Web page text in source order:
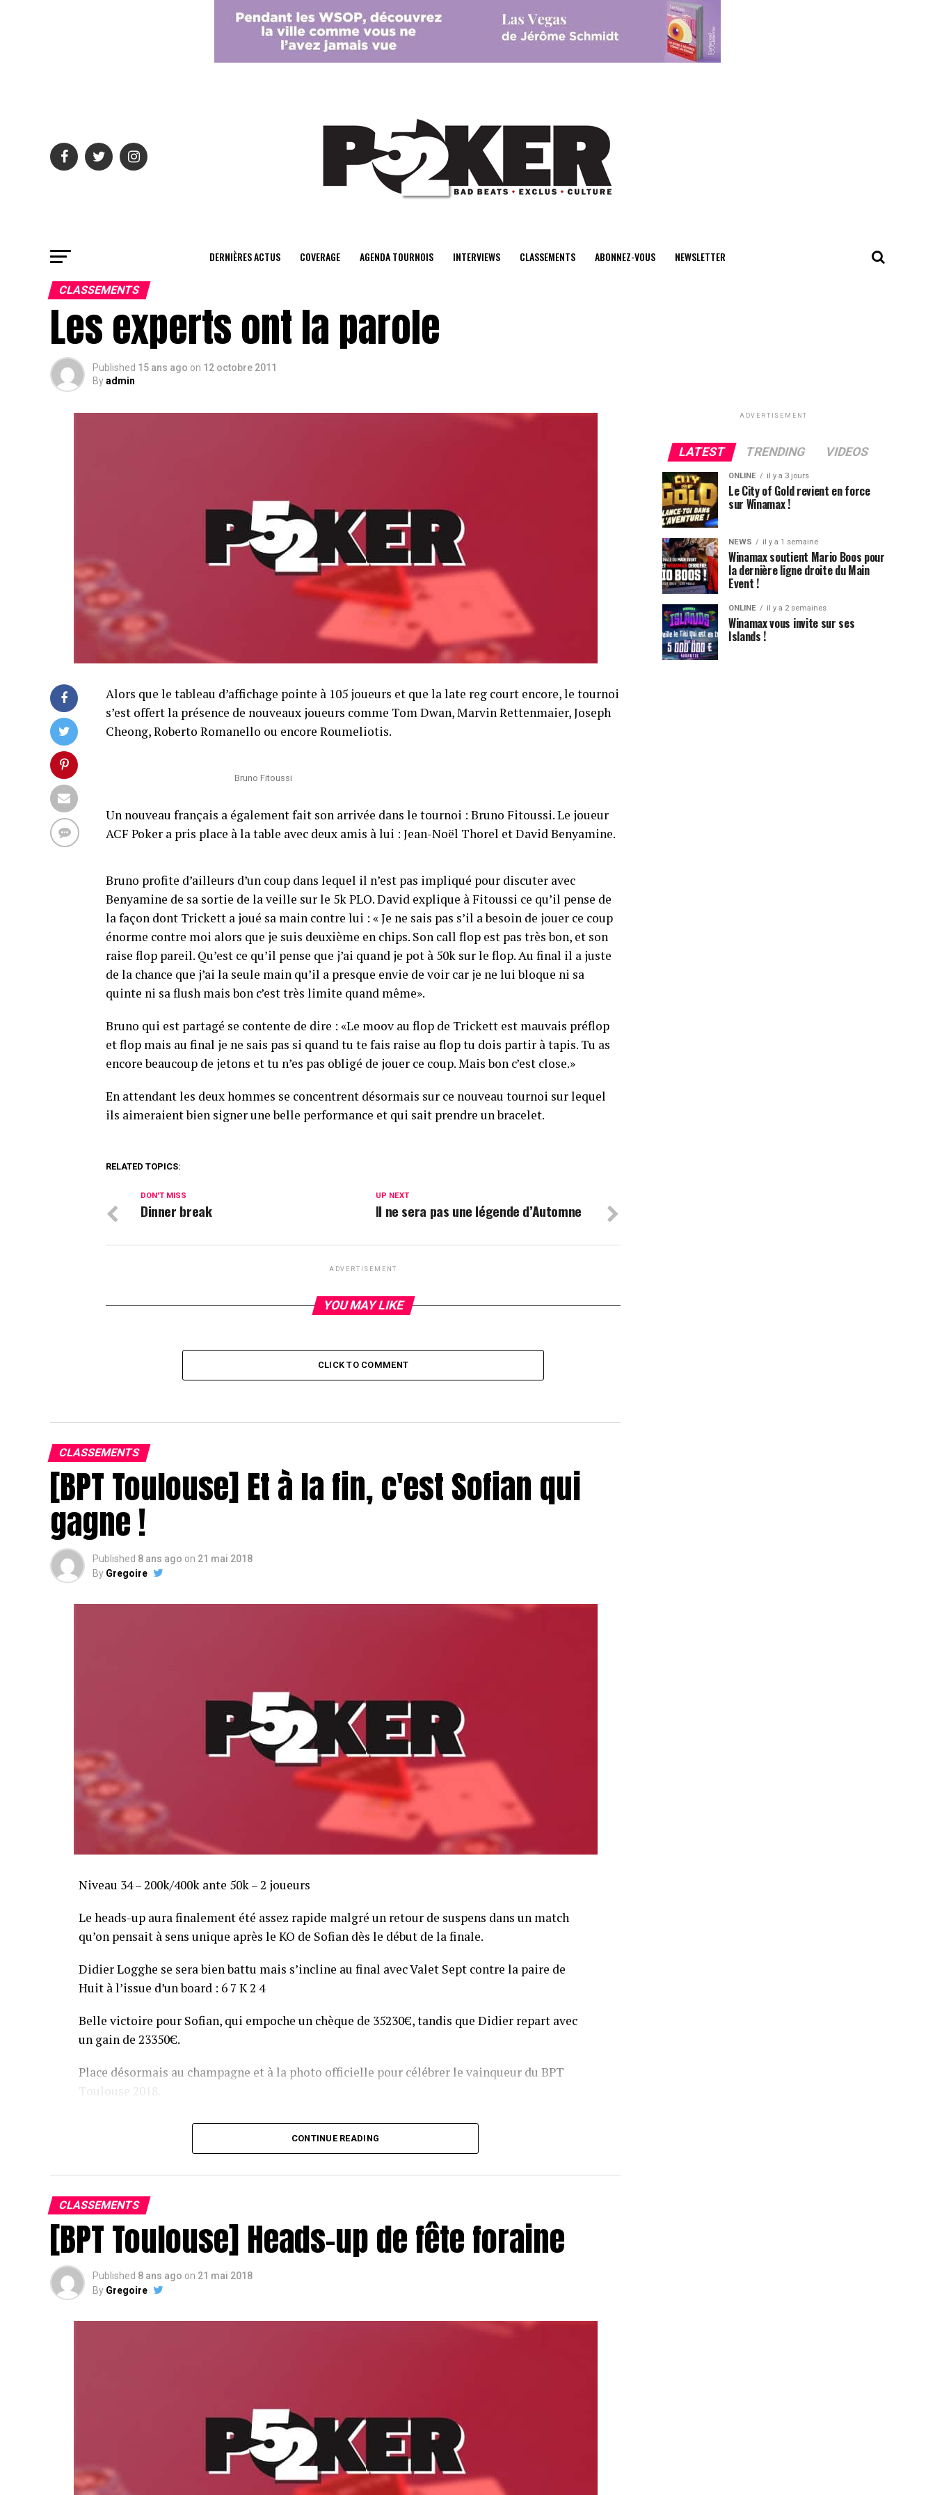
center>
DERNIÈRES ACTUS COVERAGE AGENDA TOURNOIS INTERVIEWS CLASSEMENTS ABONNEZ-VOUS NEWSLETTER
CLASSEMENTS
Les experts ont la parole
Published 15 ans ago on 12 octobre 2011
Byadmin
Alors que le tableau d’affichage pointe à 105 joueurs et que la late reg court encore, le tournoi
s’est offert la présence de nouveaux joueurs comme Tom Dwan, Marvin Rettenmaier, Joseph
Cheong, Roberto Romanello ou encore Roumeliotis.
Bruno Fitoussi
Un nouveau français a également fait son arrivée dans le tournoi : Bruno Fitoussi. Le joueur
ACF Poker a pris place à la table avec deux amis à lui : Jean-Noël Thorel et David Benyamine.
Bruno profite d’ailleurs d’un coup dans lequel il n’est pas impliqué pour discuter avec
Benyamine de sa sortie de la veille sur le 5k PLO. David explique à Fitoussi ce qu’il pense de
la façon dont Trickett a joué sa main contre lui : « Je ne sais pas s’il a besoin de jouer ce coup
énorme contre moi alors que je suis deuxième en chips. Son call flop est pas très bon, et son
raise flop pareil. Qu’est ce qu’il pense que j’ai quand je pot à 50k sur le flop. Au final il a juste
de la chance que j’ai la seule main qu’il a presque envie de voir car je ne lui bloque ni sa
quinte ni sa flush mais bon c’est très limite quand même».
Bruno qui est partagé se contente de dire : «Le moov au flop de Trickett est mauvais préflop
et flop mais au final je ne sais pas si quand tu te fais raise au flop tu dois partir à tapis. Tu as
encore beaucoup de jetons et tu n’es pas obligé de jouer ce coup. Mais bon c’est close.»
En attendant les deux hommes se concentrent désormais sur ce nouveau tournoi sur lequel
ils aimeraient bien signer une belle performance et qui sait prendre un bracelet.
RELATED TOPICS:
UP NEXT
Il ne sera pas une légende d’Automne
DON'T MISS
Dinner break
ADVERTISEMENT
YOU MAY LIKE
CLICK TO COMMENT
CLASSEMENTS
[BPT Toulouse] Et à la fin, c'est Sofian qui
gagne !
Published 8 ans ago on 21 mai 2018
By Gregoire
Niveau 34 – 200k/400k ante 50k – 2 joueurs
Le heads-up aura finalement été assez rapide malgré un retour de suspens dans un match
qu’on pensait à sens unique après le KO de Sofian dès le début de la finale.
Didier Logghe se sera bien battu mais s’incline au final avec Valet Sept contre la paire de
Huit à l’issue d’un board : 6 7 K 2 4
Belle victoire pour Sofian, qui empoche un chèque de 35230€, tandis que Didier repart avec
un gain de 23350€.
Place désormais au champagne et à la photo officielle pour célébrer le vainqueur du BPT
Toulouse 2018.
Assis devant une tonne, Sofian remporte le trophée du BPT Toulouse 2018, en costaud !
CONTINUE READING
CLASSEMENTS
[BPT Toulouse] Heads-up de fête foraine
Published 8 ans ago on 21 mai 2018
By Gregoire
ADVERTISEMENT
LATEST TRENDING VIDEOS
ONLINE il y a 3 jours
Le City of Gold revient en force
sur Winamax !
NEWS il y a 1 semaine
Winamax soutient Mario Boos pour
la dernière ligne droite du Main
Event !
ONLINE il y a 2 semaines
Winamax vous invite sur ses
Islands !